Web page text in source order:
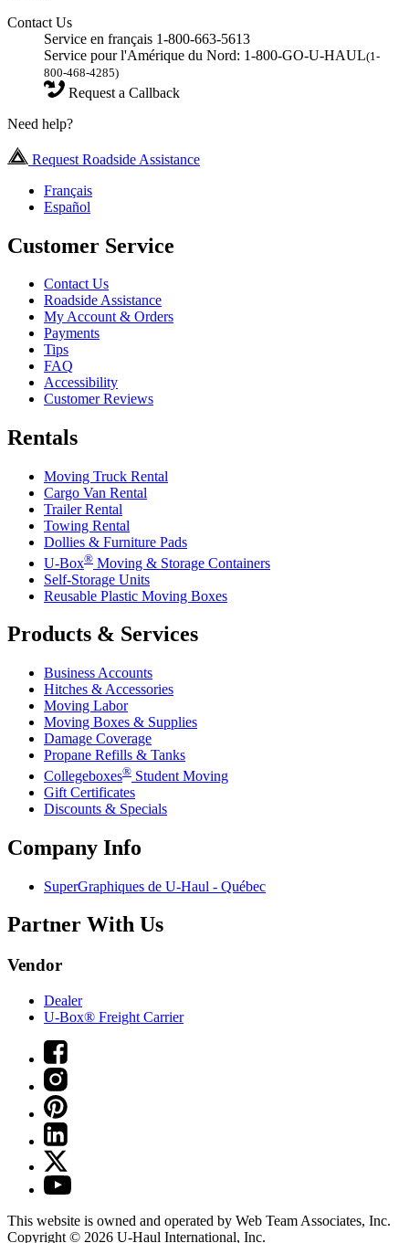
Contact Us
Service en français 1-800-663-5613
Service pour l'Amérique du Nord: 1-800-GO-U-HAUL(1-
800-468-4285)
Request a Callback
Need help?
Request Roadside Assistance
Français
Español
Customer Service
Contact Us
Roadside Assistance
My Account & Orders
Payments
Tips
FAQ
Accessibility
Customer Reviews
Rentals
Moving Truck Rental
Cargo Van Rental
Trailer Rental
Towing Rental
Dollies & Furniture Pads
U-Box® Moving & Storage Containers
Self-Storage Units
Reusable Plastic Moving Boxes
Products & Services
Business Accounts
Hitches & Accessories
Moving Labor
Moving Boxes & Supplies
Damage Coverage
Propane Refills & Tanks
Collegeboxes® Student Moving
Gift Certificates
Discounts & Specials
Company Info
SuperGraphiques de U-Haul - Québec
Partner With Us
Vendor
Dealer
U-Box® Freight Carrier
This website is owned and operated by Web Team Associates, Inc.
Copyright © 2026 U-Haul International, Inc.